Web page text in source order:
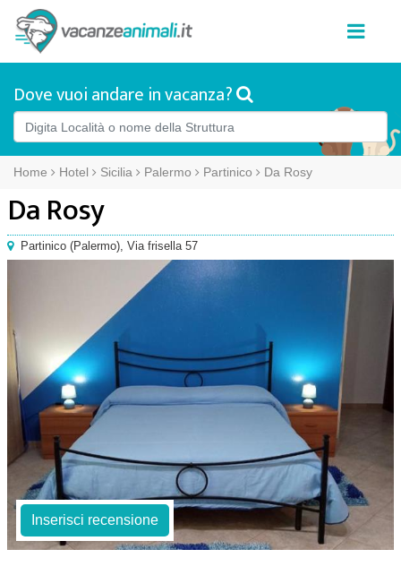
Dove vuoi andare in vacanza?
Home Hotel Sicilia Palermo Partinico Da Rosy
Da Rosy
Partinico (Palermo), Via frisella 57
Inserisci recensione